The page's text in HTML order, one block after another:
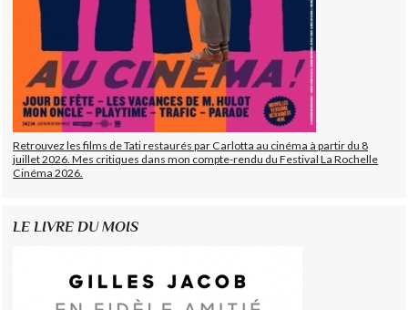
Retrouvez les films de Tati restaurés par Carlotta au cinéma à partir du 8
juillet 2026. Mes critiques dans mon compte-rendu du Festival La Rochelle
Cinéma 2026.
LE LIVRE DU MOIS